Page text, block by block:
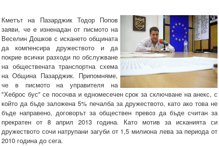
Кметът на Пазарджик Тодор Попов
заяви, че е изненадан от писмото на
Веселин Дошков с искането общината
да компенсира дружеството и да
покрие всички разходи по обслужване
на обществената транспортна схема
на Община Пазарджик. Припомняме,
че в писмото на управителя на
"Хеброс бус" се посочва и едномесечен срок за сключване на анекс, с
който да бъде заложена 5% печалба за дружеството, като ако това не
бъде направено, договорът за обществен превоз да бъде считан за
прекратен от 8 април 2013 година. Като мотив за исканията си
дружеството сочи натрупани загуби от 1,5 милиона лева за периода от
2010 година до сега.